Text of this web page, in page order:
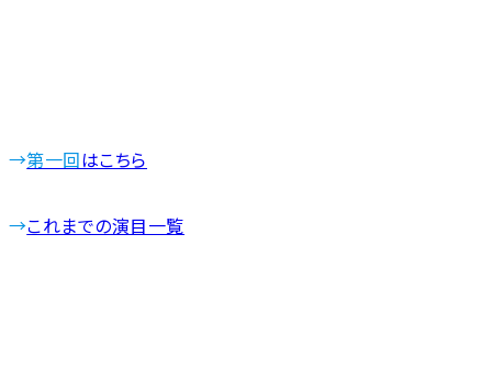
→第一回はこちら
→これまでの演目一覧